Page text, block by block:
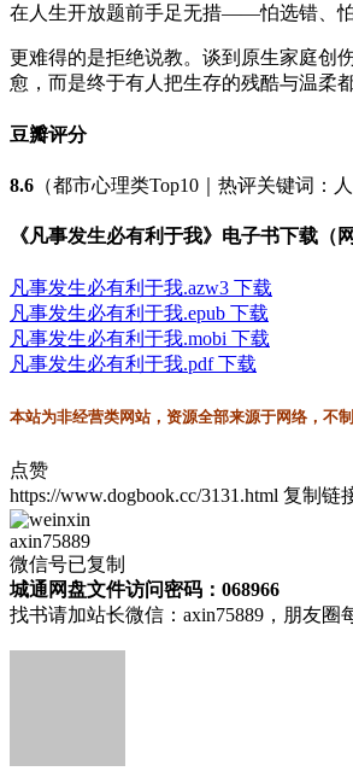
在人生开放题前手足无措——怕选错、怕
更难得的是拒绝说教。谈到原生家庭创
愈，而是终于有人把生存的残酷与温柔
豆瓣评分
8.6 （都市心理类Top10｜热评关键词：
《凡事发生必有利于我》电子书下载（
凡事发生必有利于我.azw3 下载
凡事发生必有利于我.epub 下载
凡事发生必有利于我.mobi 下载
凡事发生必有利于我.pdf 下载
本站为非经营类网站，资源全部来源于网络，不
点赞
https://www.dogbook.cc/3131.html 复制链
axin75889
微信号已复制
城通网盘文件访问密码：068966
找书请加站长微信：axin75889，朋友圈